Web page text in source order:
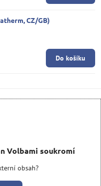
CZ/GB)
Do košíku
Volbami soukromí
obsah?